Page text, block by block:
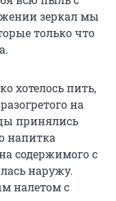
зеркал мы
только что
хотелось пить,
на
принялись
напитка
содержимого с
наружу.
налетом с